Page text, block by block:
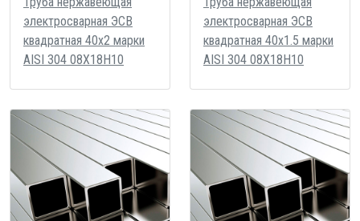
электросварная ЭСВ
квадратная 40х2 марки
AISI 304 08Х18Н10
электросварная ЭСВ
квадратная 40х1.5 марки
AISI 304 08Х18Н10